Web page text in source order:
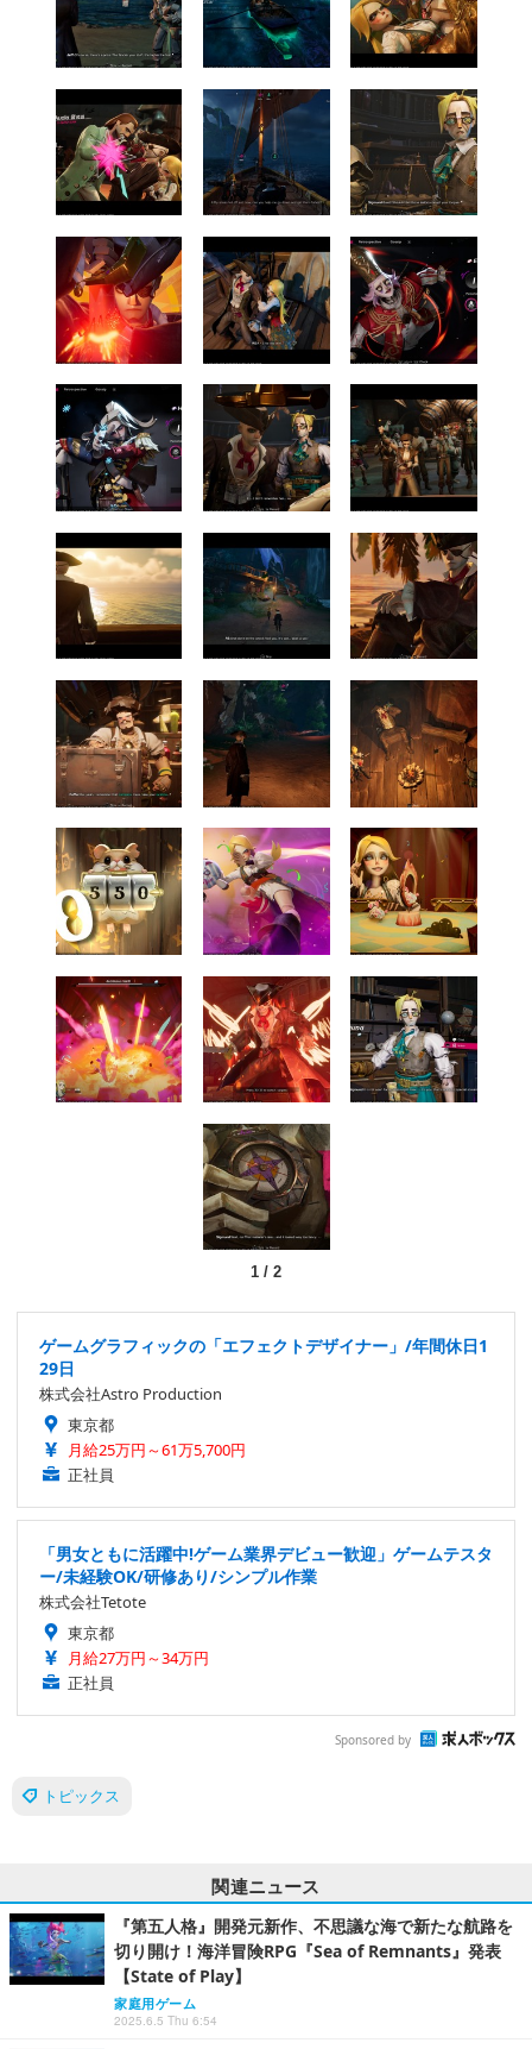
1/ 2
ゲームグラフィックの「エフェクトデザイナー」/年間休日1
29日
株式会社Astro Production
東京都
月給25万円～61万5,700円
正社員
「男女ともに活躍中!ゲーム業界デビュー歓迎」ゲームテスタ
ー/未経験OK/研修あり/シンプル作業
株式会社Tetote
東京都
月給27万円～34万円
正社員
Sponsored by
トピックス
関連ニュース
『第五人格』開発元新作、不思議な海で新たな航路を
切り開け！海洋冒険RPG『Sea of Remnants』発表
【State of Play】
家庭用ゲーム
2025.6.5 Thu 6:54